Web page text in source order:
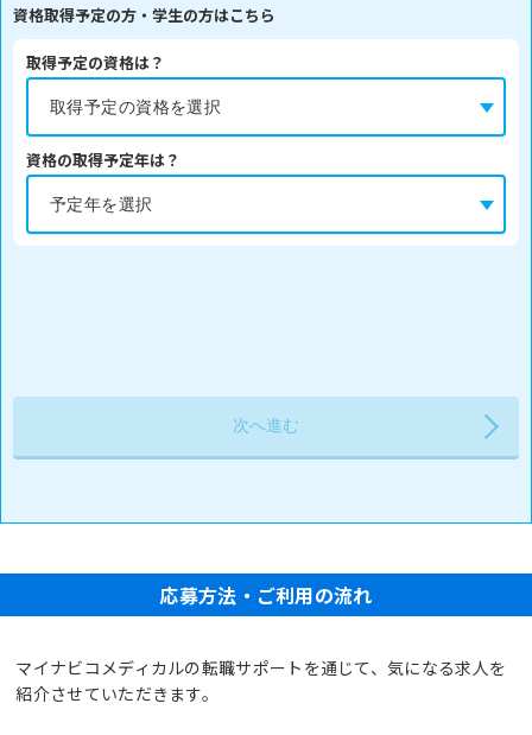
資格取得予定の方・学生の方はこちら
取得予定の資格は？
資格の取得予定年は？
応募方法・ご利用の流れ
マイナビコメディカルの転職サポートを通じて、気になる求人を
紹介させていただきます。